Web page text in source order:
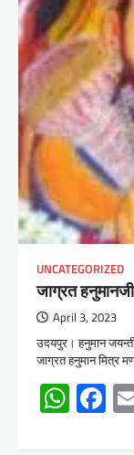
UNCATEGORIZED
जाग्रत
April 3, 2023
उदयपुर। हनुमान
जाग्रत हनुमान मित्र